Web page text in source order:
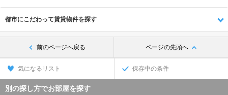
都市にこだわって賃貸物件を探す
前のページへ戻る ページの先頭へ
気になるリスト 保存中の条件
別の探し方でお部屋を探す